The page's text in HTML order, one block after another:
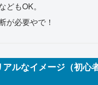
どもOK。
が必要やで！
ルなイメージ（初心